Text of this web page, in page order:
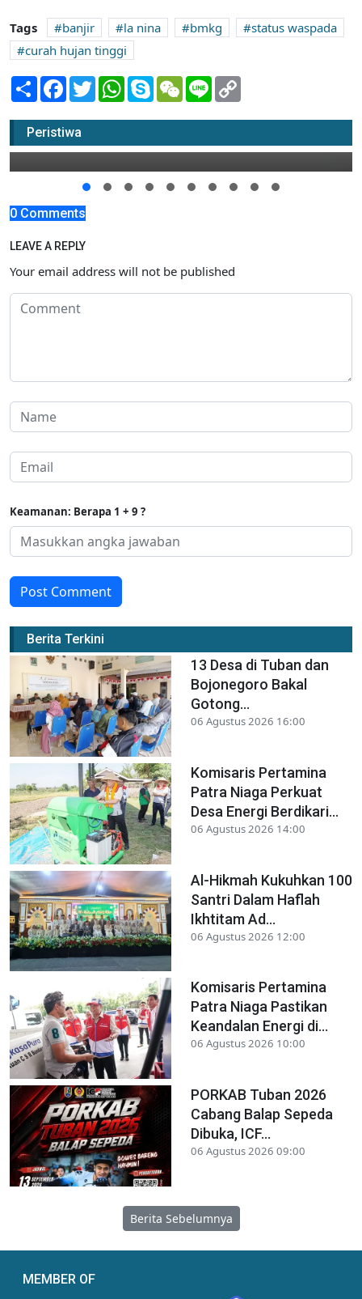
Tags banjir la nina bmkg
status waspada
curah hujan tinggi
Share Facebook
TwitterWhatsApp
SkypeWeChatLine
Peristiwa
Akhir Babak Kedua, Persatu Kalah 1-0
16 November 2021 18:00
0 Comments
LEAVE A REPLY
Your email address will not be published
Keamanan: Berapa 1 + 9 ?
Post Comment
Berita Terkini
13 Desa di Tuban dan
Bojonegoro Bakal
Gotong...
06 Agustus 2026 16:00
Komisaris Pertamina
Patra Niaga Perkuat
Desa Energi Berdikari...
06 Agustus 2026 14:00
Al-Hikmah Kukuhkan 100
Santri Dalam Haflah
Ikhtitam Ad...
06 Agustus 2026 12:00
Komisaris Pertamina
Patra Niaga Pastikan
Keandalan Energi di...
06 Agustus 2026 10:00
PORKAB Tuban 2026
Cabang Balap Sepeda
Dibuka, ICF...
06 Agustus 2026 09:00
Berita Sebelumnya
MEMBER OF